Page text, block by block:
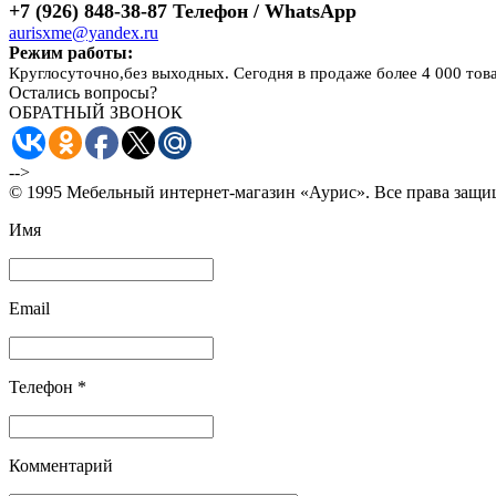
+7 (926) 848-38-87 Телефон / WhatsApp
aurisxme@yandex.ru
Режим работы:
Круглосуточно,без выходных. Сегодня в продаже более 4 000
Остались вопросы?
ОБРАТНЫЙ ЗВОНОК
-->
© 1995 Мебельный интернет-магазин «Аурис». Все права
Имя
Email
Телефон *
Комментарий